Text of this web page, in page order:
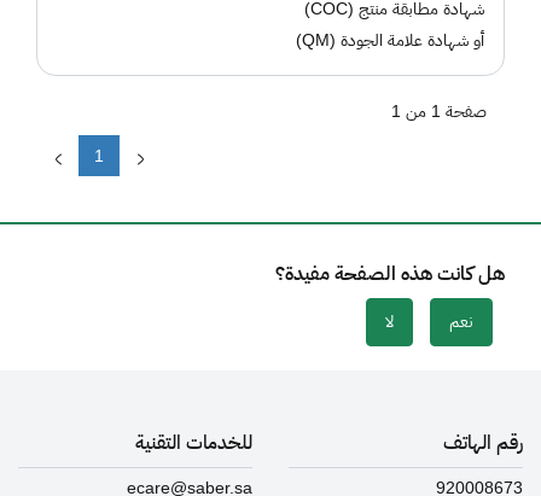
شهادة مطابقة منتج (COC)
أو شهادة علامة الجودة (QM)
1
صفحة 1 من 1
هل كانت هذه الصفحة مفيدة؟
نعم لا
رقم الهاتف
920008673
للخدمات التقنية
ecare@saber.sa